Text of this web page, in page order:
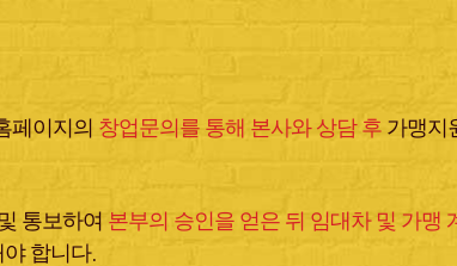
페이지의 창업문의를 통해 본사와 상담 후가맹지
통보하여 본부의 승인을 얻은 뒤 임대차 및 가맹
야 합니다.